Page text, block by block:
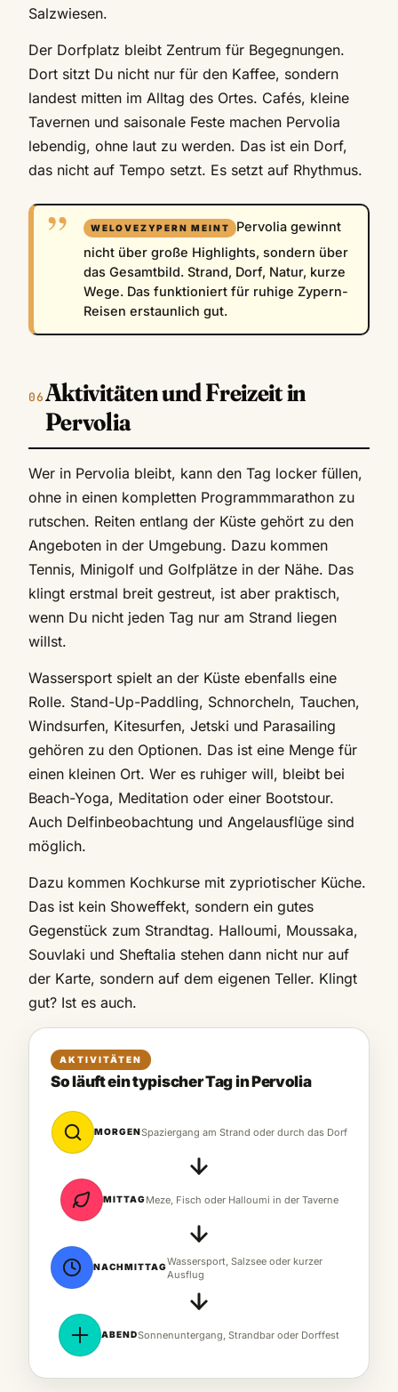
Salzwiesen.
Der Dorfplatz bleibt Zentrum für Begegnungen.
Dort sitzt Du nicht nur für den Kaffee, sondern
landest mitten im Alltag des Ortes. Cafés, kleine
Tavernen und saisonale Feste machen Pervolia
lebendig, ohne laut zu werden. Das ist ein Dorf,
das nicht auf Tempo setzt. Es setzt auf Rhythmus.
Pervolia gewinnt
nicht über große Highlights, sondern über
das Gesamtbild. Strand, Dorf, Natur, kurze
Wege. Das funktioniert für ruhige Zypern-
Reisen erstaunlich gut.
Aktivitäten und Freizeit in
Pervolia
Wer in Pervolia bleibt, kann den Tag locker füllen,
ohne in einen kompletten Programmmarathon zu
rutschen. Reiten entlang der Küste gehört zu den
Angeboten in der Umgebung. Dazu kommen
Tennis, Minigolf und Golfplätze in der Nähe. Das
klingt erstmal breit gestreut, ist aber praktisch,
wenn Du nicht jeden Tag nur am Strand liegen
willst.
Wassersport spielt an der Küste ebenfalls eine
Rolle. Stand-Up-Paddling, Schnorcheln, Tauchen,
Windsurfen, Kitesurfen, Jetski und Parasailing
gehören zu den Optionen. Das ist eine Menge für
einen kleinen Ort. Wer es ruhiger will, bleibt bei
Beach-Yoga, Meditation oder einer Bootstour.
Auch Delfinbeobachtung und Angelausflüge sind
möglich.
Dazu kommen Kochkurse mit zypriotischer Küche.
Das ist kein Showeffekt, sondern ein gutes
Gegenstück zum Strandtag. Halloumi, Moussaka,
Souvlaki und Sheftalia stehen dann nicht nur auf
der Karte, sondern auf dem eigenen Teller. Klingt
gut? Ist es auch.
AKTIVITÄTEN
So läuft ein typischer Tag in Pervolia
MORGENSpaziergang am Strand oder durch das Dorf
MITTAGMeze, Fisch oder Halloumi in der Taverne
NACHMITTAGWassersport, Salzsee oder kurzer
Ausflug
ABENDSonnenuntergang, Strandbar oder Dorffest